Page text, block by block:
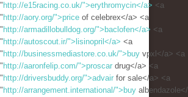
http://e15racing.co.uk/">erythromycin</a> <a
http://aory.org/">price of celebrex</a> <a
http://armadillobulldog.org/">baclofen</a> <a
http://autoscout.ir/">lisinopril</a> <a
http://businessmediastore.co.uk/">buy vpxl</a> <a
http://aaronfelip.com/">proscar drug</a> <a
http://driversbuddy.org/">advair for sale</a> <a
http://arrangement.international/">buy